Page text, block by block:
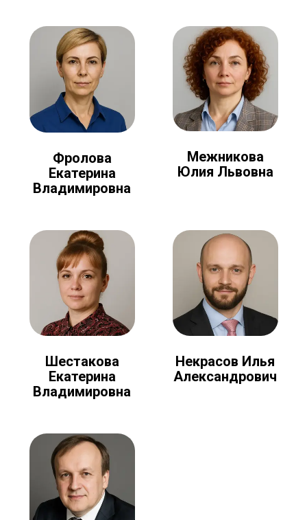
Фролова
Екатерина
Владимировна
Межникова
Юлия Львовна
Шестакова
Екатерина
Владимировна
Некрасов Илья
Александрович